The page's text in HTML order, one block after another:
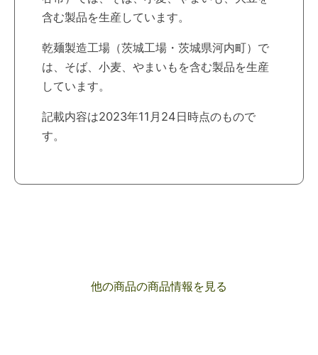
含む製品を生産しています。
乾麺製造工場（茨城工場・茨城県河内町）で
は、そば、小麦、やまいもを含む製品を生産
しています。
記載内容は2023年11月24日時点のもので
す。
他の商品の商品情報を見る